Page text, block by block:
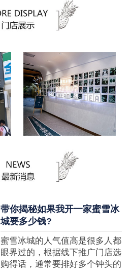
带你揭秘如果我开一家蜜雪冰
城要多少钱?
蜜雪冰城的人气值高是很多人都
眼界过的，根据线下推广门店选
购得话，通常要排好多个钟头的